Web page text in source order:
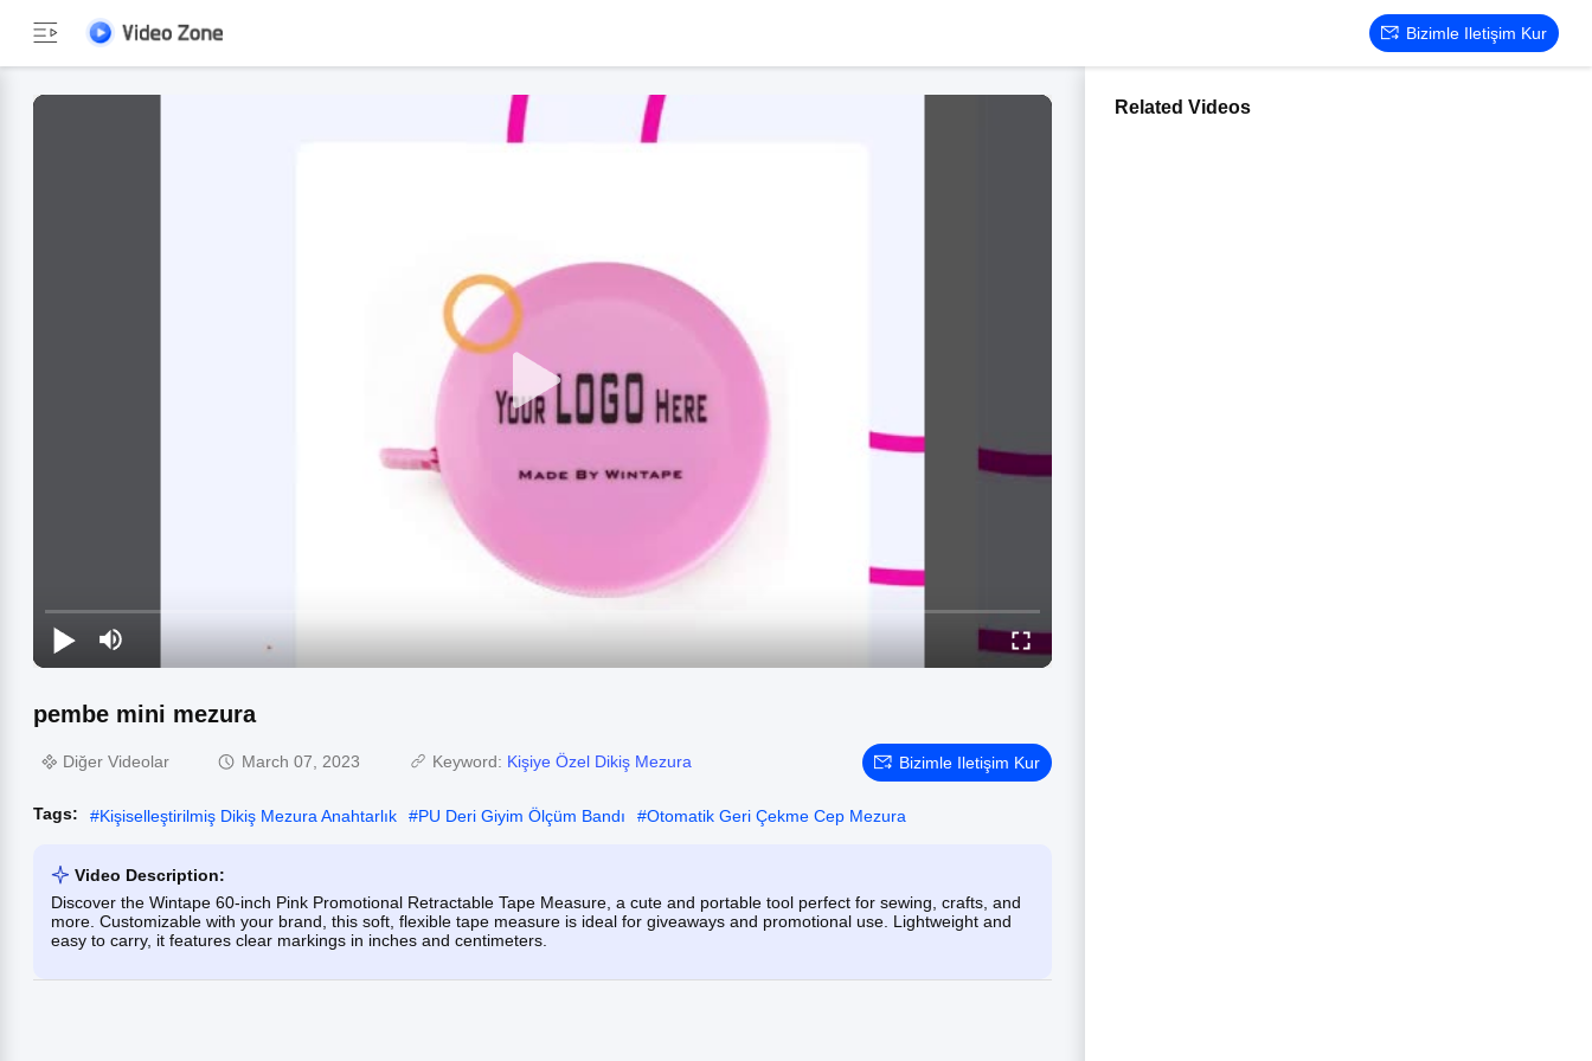
Bizimle Iletişim Kur
pembe mini mezura
Diğer Videolar March 07, 2023 Keyword: Kişiye Özel Dikiş Mezura Bizimle Iletişim Kur
Tags: #Kişiselleştirilmiş Dikiş Mezura Anahtarlık #PU Deri Giyim Ölçüm Bandı #Otomatik Geri Çekme Cep Mezura
Video Description:
Discover the Wintape 60-inch Pink Promotional Retractable Tape Measure, a cute and portable tool perfect for sewing, crafts, and
more. Customizable with your brand, this soft, flexible tape measure is ideal for giveaways and promotional use. Lightweight and
easy to carry, it features clear markings in inches and centimeters.
Related Videos